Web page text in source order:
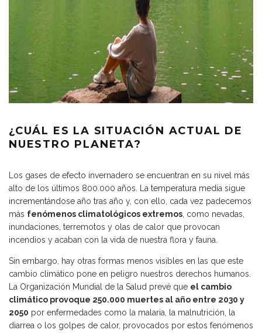
¿CUÁL ES LA SITUACIÓN ACTUAL DE
NUESTRO PLANETA?
Los gases de efecto invernadero se encuentran en su nivel más
alto de los últimos 800.000 años. La temperatura media sigue
incrementándose año tras año y, con ello, cada vez padecemos
más fenómenos climatológicos extremos, como nevadas,
inundaciones, terremotos y olas de calor que provocan
incendios y acaban con la vida de nuestra flora y fauna.
Sin embargo, hay otras formas menos visibles en las que este
cambio climático pone en peligro nuestros derechos humanos.
La Organización Mundial de la Salud prevé que el cambio
climático provoque 250.000 muertes al año entre 2030 y
2050 por enfermedades como la malaria, la malnutrición, la
diarrea o los golpes de calor, provocados por estos fenómenos